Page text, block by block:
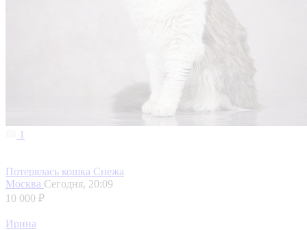
1
Потерялась кошка Снежа
Москва Сегодня, 20:09
10 000 ₽
Ирина